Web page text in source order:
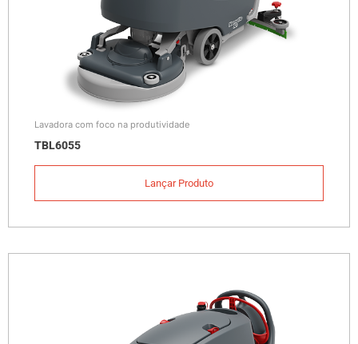
Lavadora com foco na produtividade
TBL6055
Lançar Produto